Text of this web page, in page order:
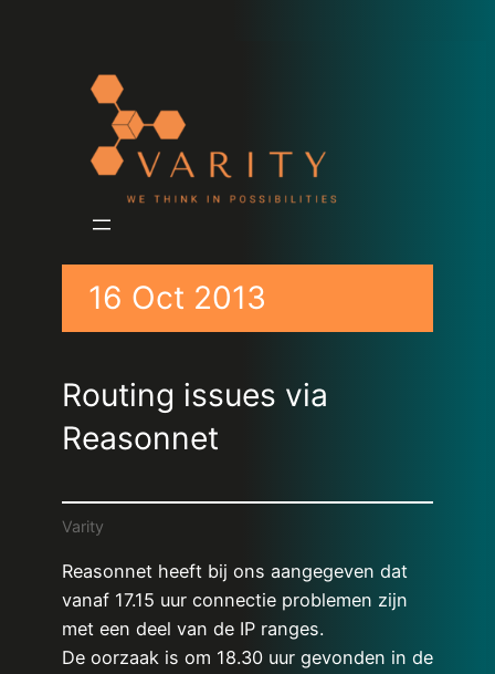
16 Oct 2013
Routing issues via
Reasonnet
Varity
Reasonnet heeft bij ons aangegeven dat
vanaf 17.15 uur connectie problemen zijn
met een deel van de IP ranges.
De oorzaak is om 18.30 uur gevonden in de